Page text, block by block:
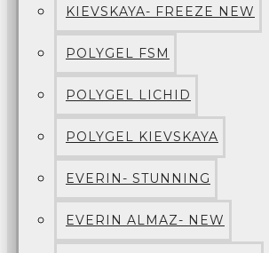
KIEVSKAYA- FREEZE NEW
POLYGEL FSM
POLYGEL LICHID
POLYGEL KIEVSKAYA
EVERIN- STUNNING
EVERIN ALMAZ- NEW